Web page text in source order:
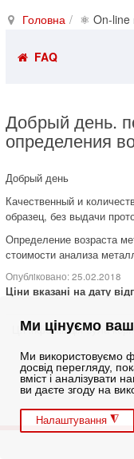
Ми цінуємо
Ми використовуємо
досвід перегляду,
вміст і аналізувати
ви даєте згоду на
Налаштування ◮
Головна ⚛ On-line
FAQ
Добрый день.
определения
Добрый день
Качественный и
образец, без выдачи
Определение возраста
стоимости анализа
Опублiковано: 25.02.2018
Ціни вказані на дату
Ця інформація була